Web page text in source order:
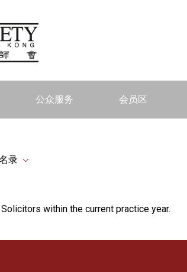
公众服务 会员区
录
within the current practice year.